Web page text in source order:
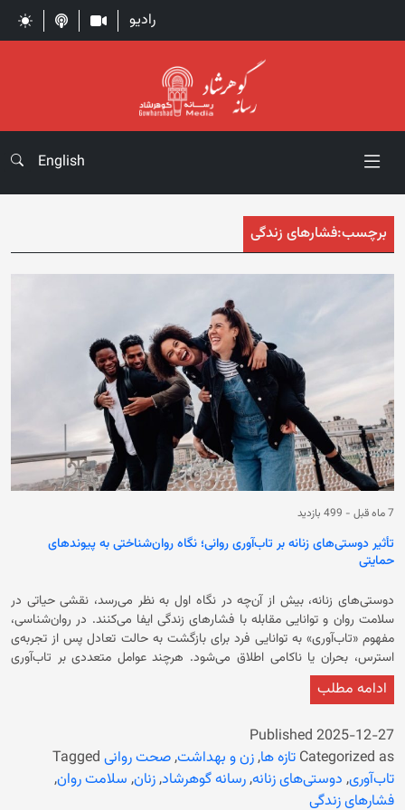
رادیو
English
برچسب:فشارهای زندگی
7 ماه قبل - 499 بازدید
تأثیر دوستی‌های زنانه بر تاب‌آوری روانی؛ نگاه روان‌شناختی به پیوندهای
حمایتی
دوستی‌های زنانه، بیش از آن‌چه در نگاه اول به نظر می‌رسد، نقشی حیاتی در
سلامت روان و توانایی مقابله با فشارهای زندگی ایفا می‌کنند. در روان‌شناسی،
مفهوم «تاب‌آوری» به توانایی فرد برای بازگشت به حالت تعادل پس از تجربه‌ی
استرس، بحران یا ناکامی اطلاق می‌شود. هرچند عوامل متعددی بر تاب‌آوری
تأثیر می‌گذارند، اما روابط اجتماعی گرم و حمایت‌گر—به‌ویژه دوستی‌های عمیق
میان زنان—یکی از نیرومندترین منابع برای حفظ و تقویت این توانایی به شمار
بوده‌اند. در مواجهه با تهدیدهای محیطی، زنان با تشکیل شبکه‌های حمایتی
توانسته‌اند منابع را با یکدیگر به اشتراک بگذارند، از فرزندان هم مراقبت کنند و در
مدیریت خطرات همکاری نمایند. این همکاری نه‌تنها به بقا کمک کرده، بلکه
موجب افزایش حس امنیت روانی نیز شده است. امروزه نیز، هرچند شکل این
ادامه مطلب
Published 2025-12-27
Categorized as تازه ها,زن و بهداشت,صحت روانی Tagged
تاب‌آوری, دوستی‌های زنانه,رسانه گوهرشاد,زنان, سلامت روان,
فشارهای زندگی